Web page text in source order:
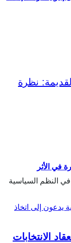
في الأثر
النظم السياسية
الانتخابات